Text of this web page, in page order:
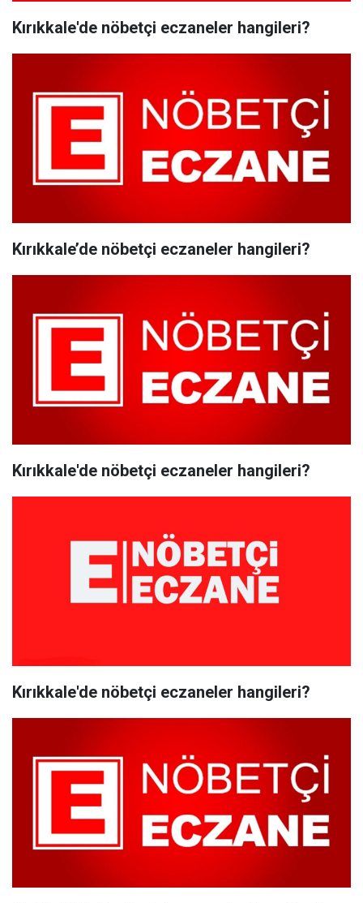
Kırıkkale'de nöbetçi eczaneler hangileri?
Kırıkkale’de nöbetçi eczaneler hangileri?
Kırıkkale'de nöbetçi eczaneler hangileri?
Kırıkkale'de nöbetçi eczaneler hangileri?